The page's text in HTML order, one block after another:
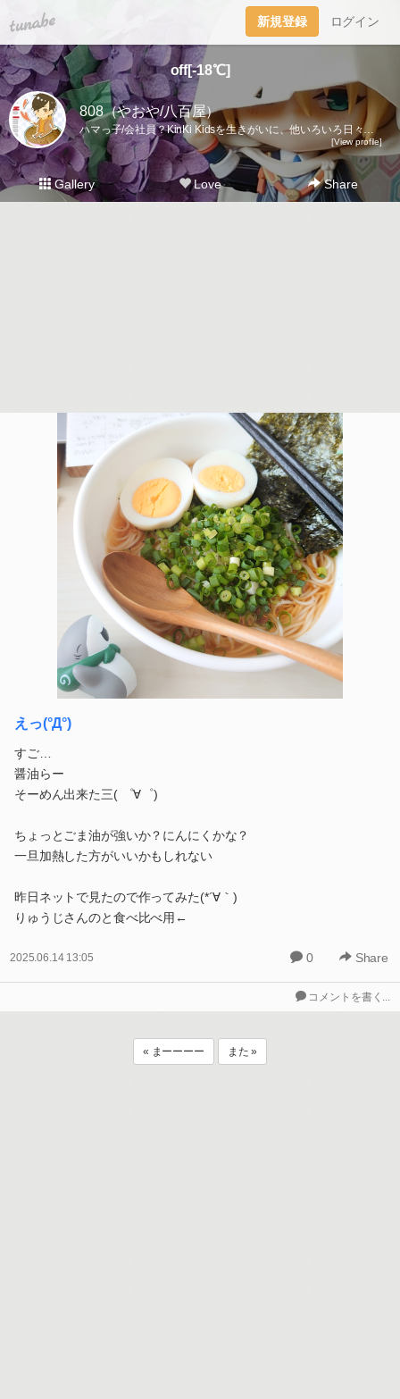
tuna.be 新規登録 ログイン
off[-18℃]
808（やおや/八百屋）
ハマっ子/会社員？KinKi Kidsを生きがいに、他いろいろ日々、会社と家の往復、趣味のものつくりはリハビリ中自由気ままに生きたい八百屋の日常、オフな部分の記録用傾向とうらぶ/原神/猫流行には２歩くらい乗り遅れている
[View profile]
Gallery Love Share
えっ(°Д°)
すご…
醤油らー
そーめん出来た三( ゜∀゜)
ちょっとごま油が強いか？にんにくかな？
一旦加熱した方がいいかもしれない
昨日ネットで見たので作ってみた(*´∀｀)
りゅうじさんのと食べ比べ用←
2025.06.14 13:05 0 Share
コメントを書く...
« まーーーー また »